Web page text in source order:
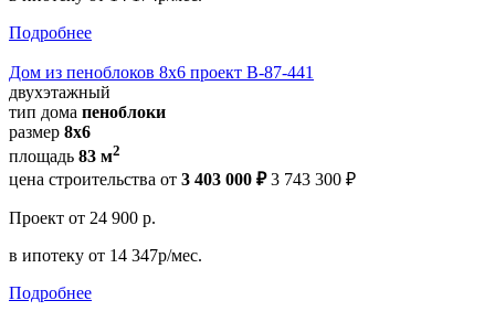
Подробнее
Дом из пеноблоков 8х6 проект В-87-441
двухэтажный
тип дома пеноблоки
размер 8х6
площадь 83 м2
цена строительства от 3 403 000 ₽ 3 743 300 ₽
Проект от 24 900 р.
в ипотеку от 14 347р/мес.
Подробнее